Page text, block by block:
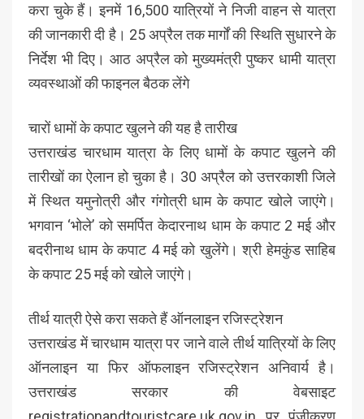
करा चुके हैं। इनमें 16,500 यात्रियों ने निजी वाहन से यात्रा
की जानकारी दी है। 25 अप्रैल तक मार्गों की स्थिति सुधारने के
निर्देश भी दिए। आठ अप्रैल को मुख्यमंत्री पुष्कर धामी यात्रा
व्यवस्थाओं की फाइनल बैठक लेंगे
चारों धामों के कपाट खुलने की यह है तारीख
उत्तराखंड चारधाम यात्रा के लिए धामों के कपाट खुलने की
तारीखों का ऐलान हो चुका है। 30 अप्रैल को उत्तरकाशी जिले
में स्थित यमुनोत्री और गंगोत्री धाम के कपाट खोले जाएंगे।
भगवान ‘भोले’ को समर्पित केदारनाथ धाम के कपाट 2 मई और
बदरीनाथ धाम के कपाट 4 मई को खुलेंगे। श्री हेमकुंड साहिब
के कपाट 25 मई को खोले जाएंगे।
तीर्थ यात्री ऐसे करा सकते हैं ऑनलाइन रजिस्ट्रेशन
उत्तराखंड में चारधाम यात्रा पर जाने वाले तीर्थ यात्रियों के लिए
ऑनलाइन या फिर ऑफलाइन रजिस्ट्रेशन अनिवार्य है।
उत्तराखंड सरकार की वेबसाइट